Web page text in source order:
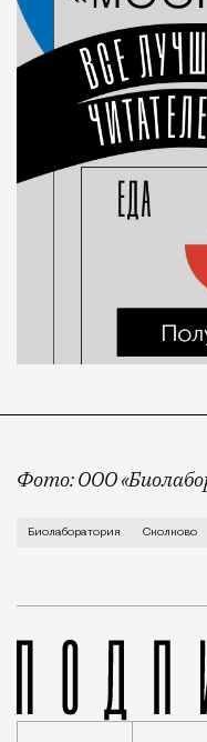
Фото: ООО
Центр «Сколково»
Биолаборатория Сколково